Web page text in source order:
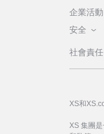
企業活動
安全
社會責任
XS和
XS 集團